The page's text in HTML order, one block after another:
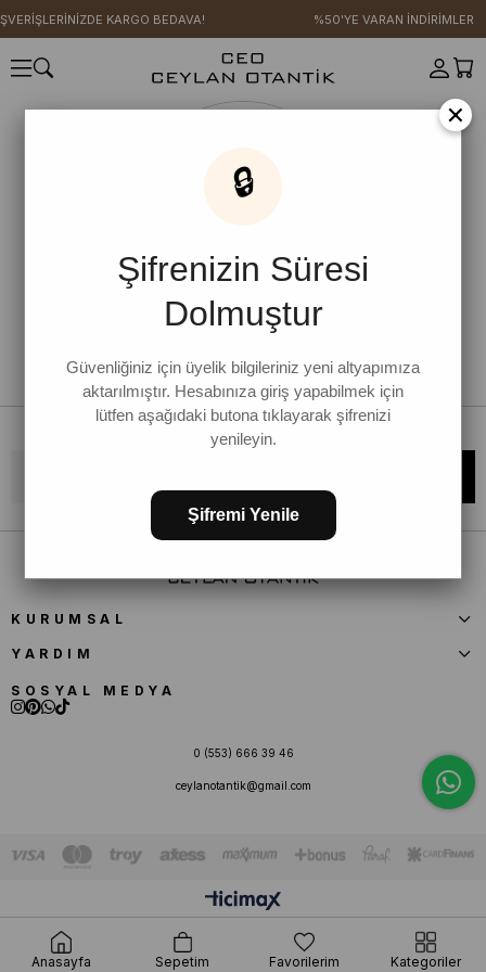
KARGO BEDAVA! %50'YE VARAN İNDİRİMLER
Bültene kaydolun, kampanya ve yenilikleri kaçırmayın!
KURUMSAL
YARDIM
SOSYAL MEDYA
0 (553) 666 39 46
ceylanotantik@gmail.com
×
🔒
Şifrenizin Süresi
Dolmuştur
Güvenliğiniz için üyelik bilgileriniz yeni altyapımıza
aktarılmıştır. Hesabınıza giriş yapabilmek için
lütfen aşağıdaki butona tıklayarak şifrenizi
yenileyin.
Şifremi Yenile
Anasayfa Sepetim Favorilerim Kategoriler